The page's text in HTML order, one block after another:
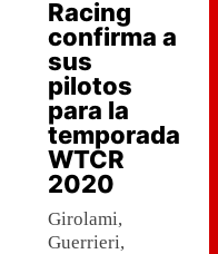
Racing
confirma a
sus
pilotos
para la
temporada
WTCR
2020
Girolami,
Guerrieri,